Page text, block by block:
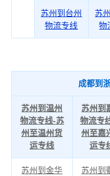
苏州到台州
物流专线
苏
物
成都到
苏州到温州
物流专线-苏
州至温州货
运专线
苏州到
物流专
州至嘉
运专
苏州到金华
苏州到